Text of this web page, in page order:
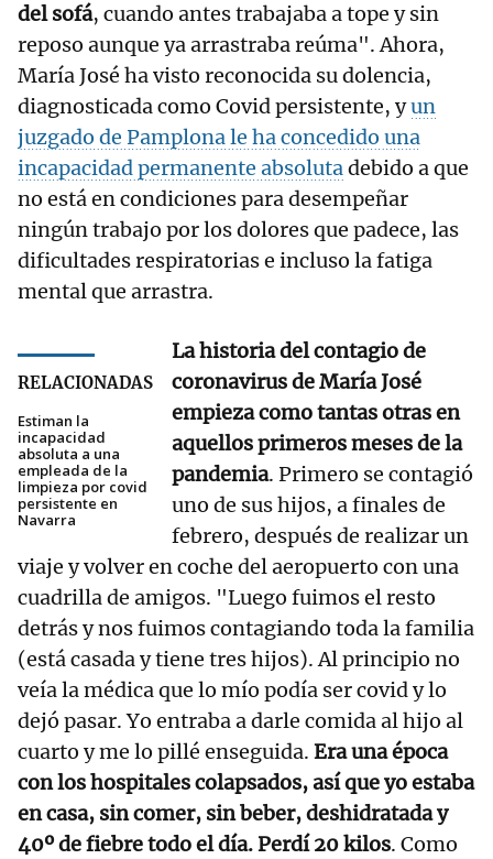
del sofá, cuando antes trabajaba a tope y sin
reposo aunque ya arrastraba reúma". Ahora,
María José ha visto reconocida su dolencia,
diagnosticada como Covid persistente, yun
juzgado de Pamplona le ha concedido una
incapacidad permanente absolutadebido a que
no está en condiciones para desempeñar
ningún trabajo por los dolores que padece, las
dificultades respiratorias e incluso la fatiga
mental que arrastra.
RELACIONADAS
Estiman la
incapacidad
absoluta a una
empleada de la
limpieza por covid
persistente en
Navarra
La historia del contagio de
coronavirus de María José
empieza como tantas otras en
aquellos primeros meses de la
pandemia. Primero se contagió
uno de sus hijos, a finales de
febrero, después de realizar un
viaje y volver en coche del aeropuerto con una
cuadrilla de amigos. "Luego fuimos el resto
detrás y nos fuimos contagiando toda la familia
(está casada y tiene tres hijos). Al principio no
veía la médica que lo mío podía ser covid y lo
dejó pasar. Yo entraba a darle comida al hijo al
cuarto y me lo pillé enseguida. Era una época
con los hospitales colapsados, así que yo estaba
en casa, sin comer, sin beber, deshidratada y
40º de fiebre todo el día. Perdí 20 kilos. Como